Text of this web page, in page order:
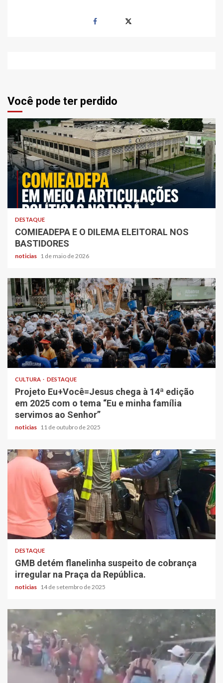
Você pode ter perdido
DESTAQUE
COMIEADEPA E O DILEMA ELEITORAL NOS
BASTIDORES
noticias 1 de maio de 2026
CULTURA DESTAQUE
Projeto Eu+Você=Jesus chega à 14ª edição
em 2025 com o tema “Eu e minha família
servimos ao Senhor”
noticias 11 de outubro de 2025
DESTAQUE
GMB detém flanelinha suspeito de cobrança
irregular na Praça da República.
noticias 14 de setembro de 2025